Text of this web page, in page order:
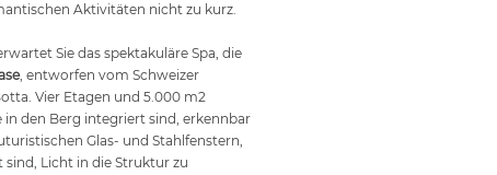
Aktivitäten nicht zu kurz.
Sie das spektakuläre Spa, die
, entworfen vom Schweizer
Vier Etagen und 5.000 m2
in den Berg integriert sind, erkennbar
Glas- und Stahlfenstern,
sind, Licht in die Struktur zu